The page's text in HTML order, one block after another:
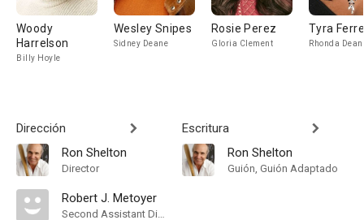
Woody
Harrelson
Billy Hoyle
Wesley Snipes
Sidney Deane
Rosie Perez
Gloria Clement
Tyra
Rhonda
Dirección
Ron Shelton
Director
Robert J. Metoyer
Second Assistant Director
Escritura
Ron Shelton
Guión, Guión Adaptado